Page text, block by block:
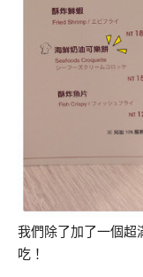
我們除了加了一個超
吃！